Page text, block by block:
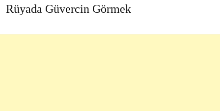
Rüyada Güvercin Görmek